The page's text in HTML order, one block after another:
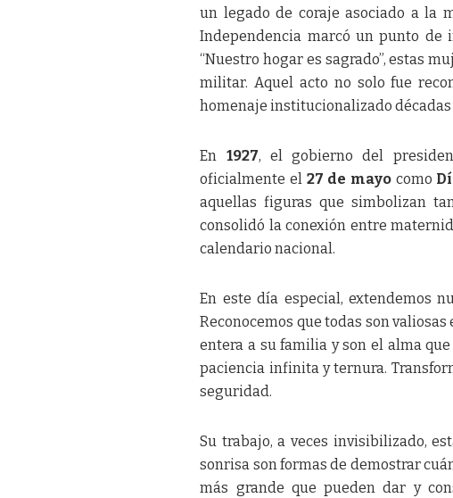
un legado de coraje asociado a la
Independencia marcó un punto
“Nuestro hogar es sagrado”, estas
militar. Aquel acto no solo fue
homenaje institucionalizado décadas
En 1927, el gobierno del
oficialmente el 27 de mayocomo
aquellas figuras que simbolizan
consolidó la conexión entre
calendario nacional.
En este día especial, extendemos
Reconocemos que todas son
entera a su familia y son el alma
paciencia infinita y ternura.
seguridad.
Su trabajo, a veces invisibilizado,
sonrisa son formas de demostrar
más grande que pueden dar y